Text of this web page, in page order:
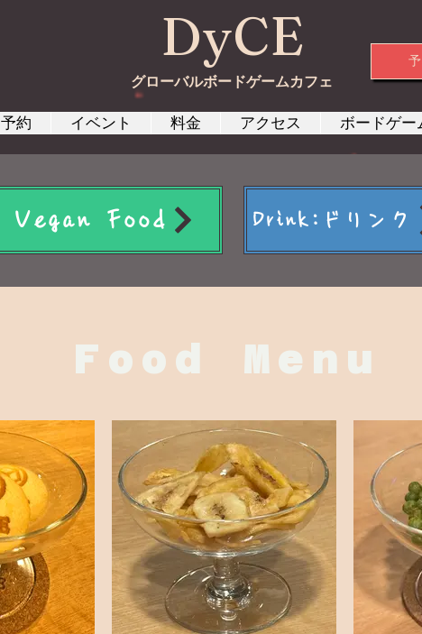
DyCE
グローバルボードゲームカフェ
予約 イベント 料金 アクセス ボードゲー
Vegan Food Drink:ドリンク
Food Menu